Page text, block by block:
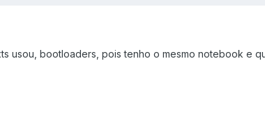
usou, bootloaders, pois tenho o mesmo notebook e